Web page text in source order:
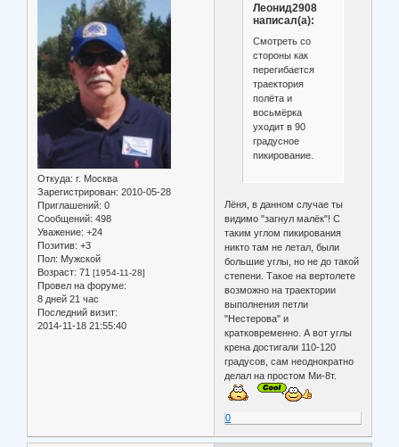
Откуда: г. Москва
Зарегистрирован: 2010-05-28
Приглашений: 0
Сообщений: 498
Уважение: +24
Позитив: +3
Пол: Мужской
Возраст: 71 [1954-11-28]
Провел на форуме:
8 дней 21 час
Последний визит:
2014-11-18 21:55:40
Леонид2908
написал(а):
Смотреть со
стороны как
перегибается
траектория
полёта и
восьмёрка
уходит в 90
градусное
пикирование.
Лёня, в данном случае ты
видимо "загнул малёк"! С
таким углом пикирования
никто там не летал, были
большие углы, но не до такой
степени. Такое на вертолете
возможно на траектории
выполнения петли
"Нестерова" и
кратковременно. А вот углы
крена достигали 110-120
градусов, сам неоднократно
делал на простом Ми-8т.
0